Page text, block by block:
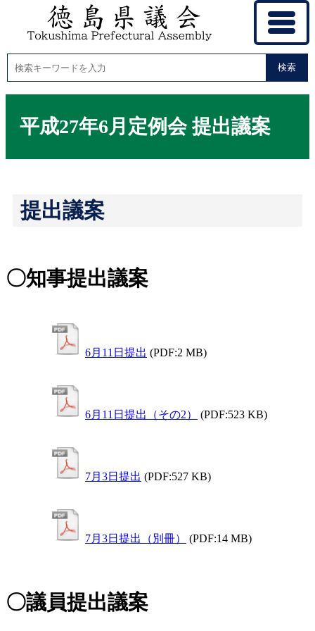
検索
平成27年6月定例会 提出議案
提出議案
〇知事提出議案
6月11日提出 (PDF:2 MB)
6月11日提出（その2） (PDF:523 KB)
7月3日提出 (PDF:527 KB)
7月3日提出（別冊） (PDF:14 MB)
〇議員提出議案